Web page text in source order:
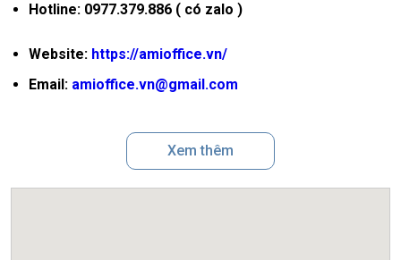
Hotline: 0977.379.886 ( có zalo )
Website: https://amioffice.vn/
Email: amioffice.vn@gmail.com
Xem thêm